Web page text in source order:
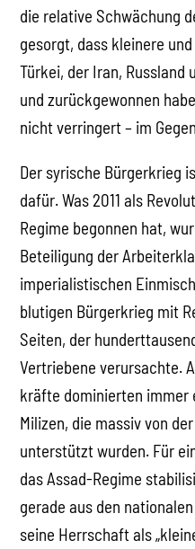
die relative Schwächung
gesorgt, dass kleinere
Türkei, der Iran, Russland
und zurückgewonnen
nicht verringert – im
Der syrische Bürgerkrieg
dafür. Was 2011 als
Regime begonnen hat,
Beteiligung der
imperialistischen
blutigen Bürgerkrieg mit
Seiten, der
Vertriebene verursachte.
kräfte dominierten immer
Milizen, die massiv von
unterstützt wurden. Für
das Assad-Regime
gerade aus den
seine Herrschaft als